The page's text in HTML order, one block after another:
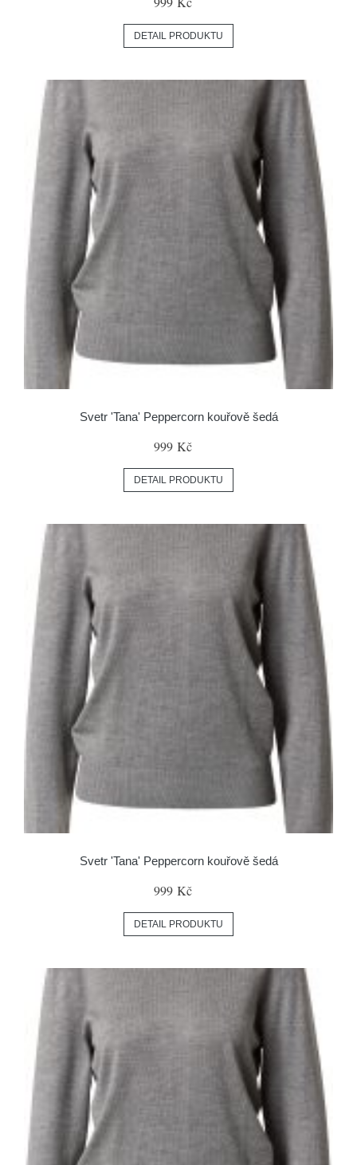
DETAIL PRODUKTU
Svetr 'Tana' Peppercorn kouřově šedá
999 Kč
DETAIL PRODUKTU
Svetr 'Tana' Peppercorn kouřově šedá
999 Kč
DETAIL PRODUKTU